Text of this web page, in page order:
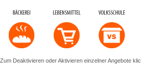
Zum Deaktivieren oder Aktivieren einzelner Angebote